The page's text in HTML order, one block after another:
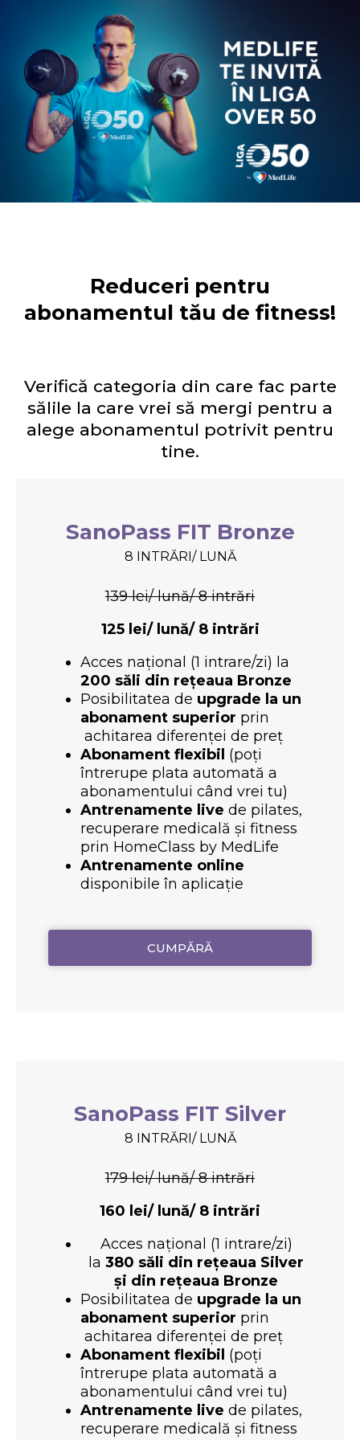
Reduceri pentru
abonamentul tău de fitness!
Verifică categoria din care fac parte
sălile la care vrei să mergi pentru a
alege abonamentul potrivit pentru
tine.
SanoPass FIT Bronze
8 INTRĂRI/ LUNĂ
139 lei/ lună/ 8 intrări
125 lei/ lună/ 8 intrări
Acces național (1 intrare/zi) la
200 săli din rețeaua Bronze
Posibilitatea de upgrade la un
abonament superior prin
achitarea diferenței de preț
Abonament flexibil (poți
întrerupe plata automată a
abonamentului când vrei tu)
Antrenamente live de pilates,
recuperare medicală și fitness
prin HomeClass by MedLife
Antrenamente online
disponibile în aplicație
CUMPĂRĂ
SanoPass FIT Silver
8 INTRĂRI/ LUNĂ
179 lei/ lună/ 8 intrări
160 lei/ lună/ 8 intrări
Acces național (1 intrare/zi)
la 380 săli din rețeaua Silver
și din rețeaua Bronze
Posibilitatea de upgrade la un
abonament superior prin
achitarea diferenței de preț
Abonament flexibil (poți
întrerupe plata automată a
abonamentului când vrei tu)
Antrenamente live de pilates,
recuperare medicală și fitness